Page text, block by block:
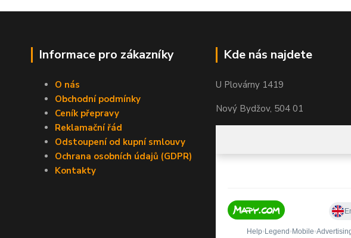
Informace pro zákazníky
O nás
Obchodní podmínky
Ceník přepravy
Reklamační řád
Odstoupení od kupní smlouvy
Ochrana osobních údajů (GDPR)
Kontakty
Kde nás najdete
U Plovárny 1419
Nový Bydžov, 504 01